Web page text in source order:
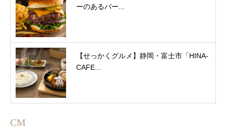
ーのあるバー...
【せっかくグルメ】静岡・富士市「HINA-
CAFE...
CM